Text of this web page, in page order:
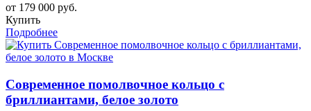
от 179 000 руб.
Купить
Подробнее
Современное помолвочное кольцо с
бриллиантами, белое золото